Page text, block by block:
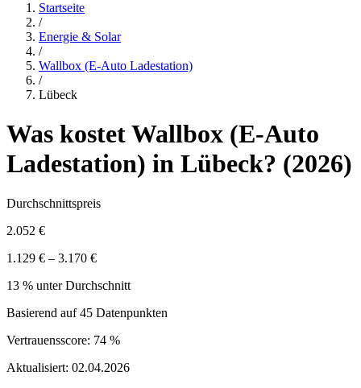
Startseite
/
Energie & Solar
/
Wallbox (E-Auto Ladestation)
/
Lübeck
Was kostetWallbox (E-Auto
Ladestation) in Lübeck? (2026)
Durchschnittspreis
2.052 €
1.129 € – 3.170 €
13 % unter Durchschnitt
Basierend auf45 Datenpunkten
Vertrauensscore: 74 %
Aktualisiert: 02.04.2026